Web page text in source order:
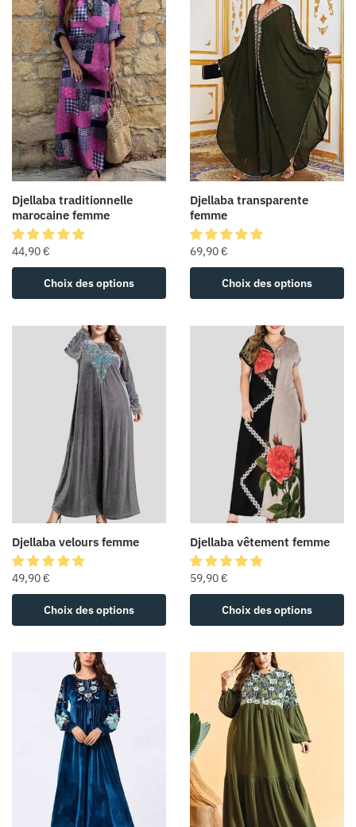
Djellaba traditionnelle
marocaine femme
44,90€
Choix des options
Djellaba transparente
femme
69,90€
Choix des options
Djellaba velours femme
49,90€
Choix des options
Djellaba vêtement femme
59,90€
Choix des options